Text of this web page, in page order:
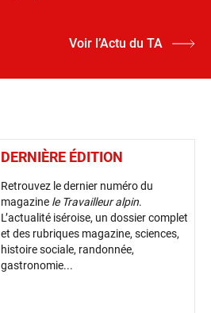
Voir l’Actu du TA
DERNIÈRE ÉDITION
Retrouvez le dernier numéro du
magazine le Travailleur alpin.
L’actualité iséroise, un dossier complet
et des rubriques magazine, sciences,
histoire sociale, randonnée,
gastronomie...